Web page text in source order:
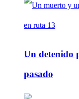
Un detenido
pasado